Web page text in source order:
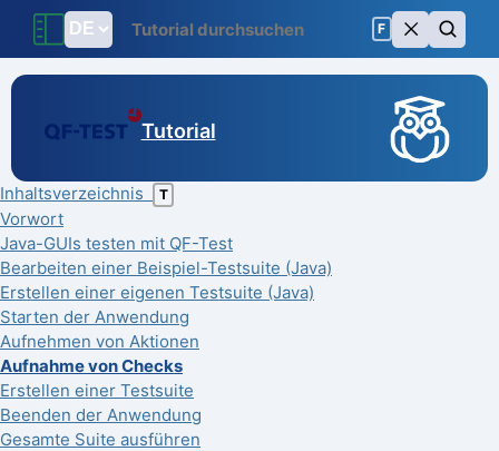
F
Tutorial
Inhaltsverzeichnis T
Vorwort
Java-GUIs testen mit QF-Test
Bearbeiten einer Beispiel-Testsuite (Java)
Erstellen einer eigenen Testsuite (Java)
Starten der Anwendung
Aufnehmen von Aktionen
Aufnahme von Checks
Erstellen einer Testsuite
Beenden der Anwendung
Gesamte Suite ausführen